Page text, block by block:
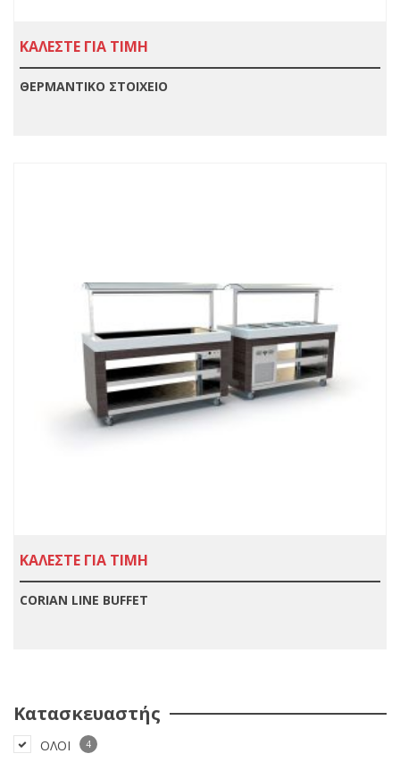
Κατασκευαστής
ΟΛΟΙ 4
ΚΑΛΕΣΤΕ ΓΙΑ ΤΙΜΗ
ΘΕΡΜΑΝΤΙΚΟ ΣΤΟΙΧΕΙΟ
ΚΑΛΕΣΤΕ ΓΙΑ ΤΙΜΗ
CORIAN LINE BUFFET